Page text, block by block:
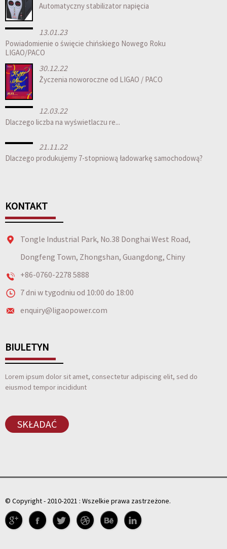
Automatyczny stabilizator napięcia
13.01.23
Powiadomienie o święcie chińskiego Nowego Roku
LIGAO/PACO
30.12.22
Życzenia noworoczne od LIGAO / PACO
12.03.22
Dlaczego liczba na wyświetlaczu re...
21.11.22
Dlaczego produkujemy 7-stopniową ładowarkę samochodową?
KONTAKT
Tongle Industrial Park, No.38 Donghai West Road,
Dongfeng Town, Zhongshan, Guangdong, Chiny
+86-0760-2278 5888
7 dni w tygodniu od 10:00 do 18:00
enquiry@ligaopower.com
BIULETYN
Lorem ipsum dolor sit amet, consectetur adipiscing elit, sed do
eiusmod tempor incididunt
SKŁADAĆ
© Copyright - 2010-2021 : Wszelkie prawa zastrzeżone.